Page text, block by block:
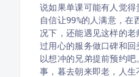
说如果单课可能有人觉
自信让99%的人满意，
况下，还能遇见这样的
过用心的服务做口碑和
以想冲的兄弟提前预约
事，暮去朝来即老，人